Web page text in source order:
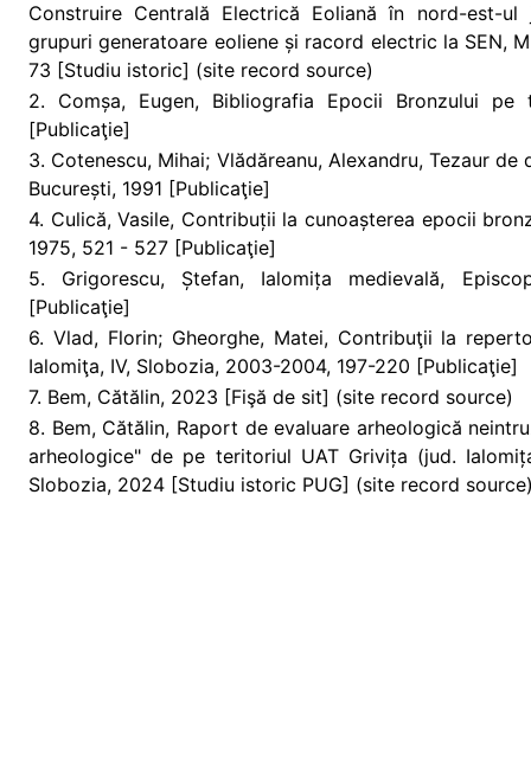
Construire Centrală Electrică Eoliană în nord-est-
grupuri generatoare eoliene și racord electric la SEN,
73 [Studiu istoric] (site record source)
2. Comșa, Eugen, Bibliografia Epocii Bronzului pe
[Publicaţie]
3. Cotenescu, Mihai; Vlădăreanu, Alexandru, Tezaur
București, 1991 [Publicaţie]
4. Culică, Vasile, Contribuții la cunoașterea epocii
1975, 521 - 527 [Publicaţie]
5. Grigorescu, Ștefan, Ialomița medievală,
[Publicaţie]
6. Vlad, Florin; Gheorghe, Matei, Contribuţii la
Ialomiţa, IV, Slobozia, 2003-2004, 197-220 [Publicaţie]
7. Bem, Cătălin, 2023 [Fişă de sit] (site record source)
8. Bem, Cătălin, Raport de evaluare arheologică
arheologice" de pe teritoriul UAT Grivița (jud.
Slobozia, 2024 [Studiu istoric PUG] (site record